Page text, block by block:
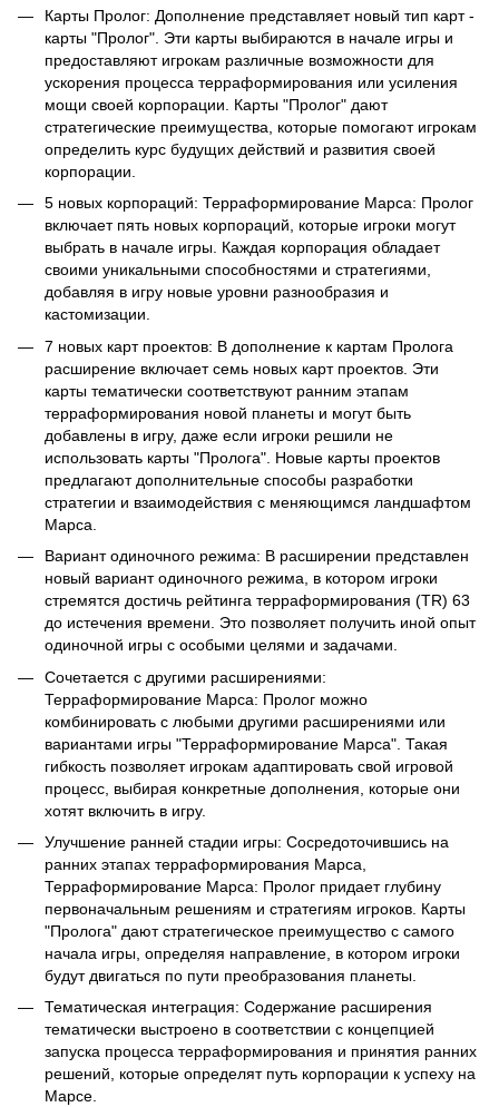
Карты Пролог: Дополнение представляет новый тип карт -
карты "Пролог". Эти карты выбираются в начале игры и
предоставляют игрокам различные возможности для
ускорения процесса терраформирования или усиления
мощи своей корпорации. Карты "Пролог" дают
стратегические преимущества, которые помогают игрокам
определить курс будущих действий и развития своей
корпорации.
5 новых корпораций: Терраформирование Марса: Пролог
включает пять новых корпораций, которые игроки могут
выбрать в начале игры. Каждая корпорация обладает
своими уникальными способностями и стратегиями,
добавляя в игру новые уровни разнообразия и
кастомизации.
7 новых карт проектов: В дополнение к картам Пролога
расширение включает семь новых карт проектов. Эти
карты тематически соответствуют ранним этапам
терраформирования новой планеты и могут быть
добавлены в игру, даже если игроки решили не
использовать карты "Пролога". Новые карты проектов
предлагают дополнительные способы разработки
стратегии и взаимодействия с меняющимся ландшафтом
Марса.
Вариант одиночного режима: В расширении представлен
новый вариант одиночного режима, в котором игроки
стремятся достичь рейтинга терраформирования (TR) 63
до истечения времени. Это позволяет получить иной опыт
одиночной игры с особыми целями и задачами.
Сочетается с другими расширениями:
Терраформирование Марса: Пролог можно
комбинировать с любыми другими расширениями или
вариантами игры "Терраформирование Марса". Такая
гибкость позволяет игрокам адаптировать свой игровой
процесс, выбирая конкретные дополнения, которые они
хотят включить в игру.
Улучшение ранней стадии игры: Сосредоточившись на
ранних этапах терраформирования Марса,
Терраформирование Марса: Пролог придает глубину
первоначальным решениям и стратегиям игроков. Карты
"Пролога" дают стратегическое преимущество с самого
начала игры, определяя направление, в котором игроки
будут двигаться по пути преобразования планеты.
Тематическая интеграция: Содержание расширения
тематически выстроено в соответствии с концепцией
запуска процесса терраформирования и принятия ранних
решений, которые определят путь корпорации к успеху на
Марсе.